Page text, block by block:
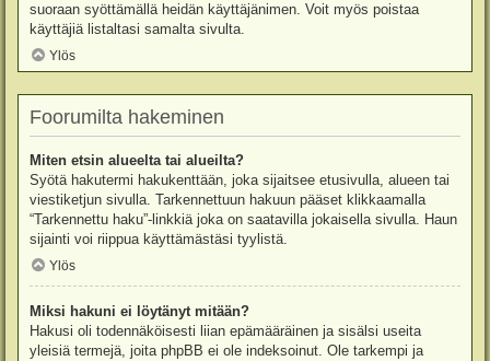
suoraan syöttämällä heidän käyttäjänimen. Voit myös poistaa
käyttäjiä listaltasi samalta sivulta.
Ylös
Foorumilta hakeminen
Miten etsin alueelta tai alueilta?
Syötä hakutermi hakukenttään, joka sijaitsee etusivulla, alueen tai
viestiketjun sivulla. Tarkennettuun hakuun pääset klikkaamalla
“Tarkennettu haku”-linkkiä joka on saatavilla jokaisella sivulla. Haun
sijainti voi riippua käyttämästäsi tyylistä.
Ylös
Miksi hakuni ei löytänyt mitään?
Hakusi oli todennäköisesti liian epämääräinen ja sisälsi useita
yleisiä termejä, joita phpBB ei ole indeksoinut. Ole tarkempi ja